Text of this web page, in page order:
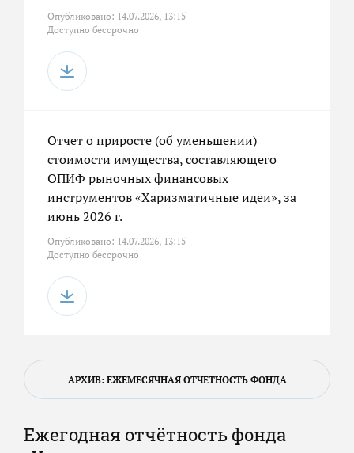
Опубликовано: 14.07.2026, 13:15
Доступно бессрочно
Отчет о приросте (об уменьшении)
стоимости имущества, составляющего
ОПИФ рыночных финансовых
инструментов «Харизматичные идеи», за
июнь 2026 г.
Опубликовано: 14.07.2026, 13:15
Доступно бессрочно
АРХИВ: ЕЖЕМЕСЯЧНАЯ ОТЧЁТНОСТЬ ФОНДА
Ежегодная отчётность фонда